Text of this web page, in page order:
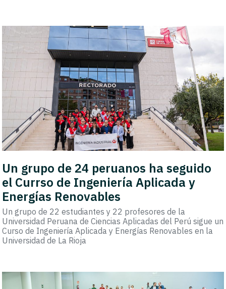
Un grupo de 24 peruanos ha seguido
el Currso de Ingeniería Aplicada y
Energías Renovables
Un grupo de 22 estudiantes y 22 profesores de la
Universidad Peruana de Ciencias Aplicadas del Perú sigue un
Curso de Ingeniería Aplicada y Energías Renovables en la
Universidad de La Rioja